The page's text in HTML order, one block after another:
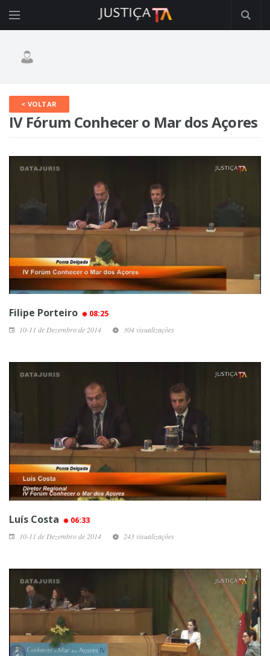
< VOLTAR
IV Fórum Conhecer o Mar dos Açores
Filipe Porteiro 08:25
10-11 de Dezembro de 2014 304 visualizações
Luís Costa 06:33
10-11 de Dezembro de 2014 243 visualizações